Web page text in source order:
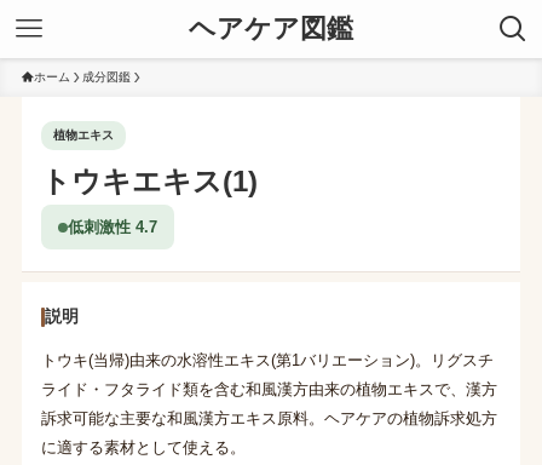
ヘアケア図鑑
ホーム 成分図鑑
植物エキス
トウキエキス(1)
低刺激性 4.7
説明
トウキ(当帰)由来の水溶性エキス(第1バリエーション)。リグスチ
ライド・フタライド類を含む和風漢方由来の植物エキスで、漢方
訴求可能な主要な和風漢方エキス原料。ヘアケアの植物訴求処方
に適する素材として使える。